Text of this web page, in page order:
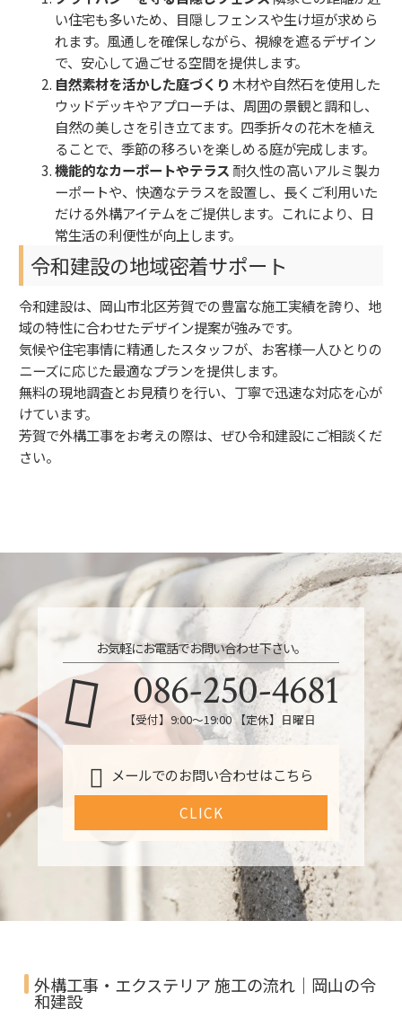
い住宅も多いため、目隠しフェンスや生け垣が求めら
れます。風通しを確保しながら、視線を遮るデザイン
で、安心して過ごせる空間を提供します。
自然素材を活かした庭づくり 木材や自然石を使用した
ウッドデッキやアプローチは、周囲の景観と調和し、
自然の美しさを引き立てます。四季折々の花木を植え
ることで、季節の移ろいを楽しめる庭が完成します。
機能的なカーポートやテラス 耐久性の高いアルミ製カ
ーポートや、快適なテラスを設置し、長くご利用いた
だける外構アイテムをご提供します。これにより、日
常生活の利便性が向上します。
令和建設の地域密着サポート
令和建設は、岡山市北区芳賀での豊富な施工実績を誇り、地
域の特性に合わせたデザイン提案が強みです。
気候や住宅事情に精通したスタッフが、お客様一人ひとりの
ニーズに応じた最適なプランを提供します。
無料の現地調査とお見積りを行い、丁寧で迅速な対応を心が
けています。
芳賀で外構工事をお考えの際は、ぜひ令和建設にご相談くだ
さい。
お気軽にお電話でお問い合わせ下さい。
086-250-4681
【受付】9:00〜19:00 【定休】日曜日
メールでのお問い合わせはこちら
CLICK
外構工事・エクステリア 施工の流れ｜岡山の令
和建設